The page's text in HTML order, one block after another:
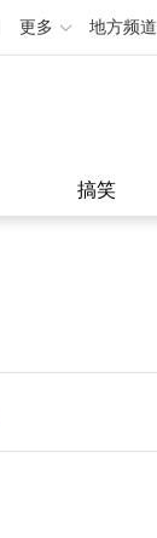
更多 地方频道
搞笑